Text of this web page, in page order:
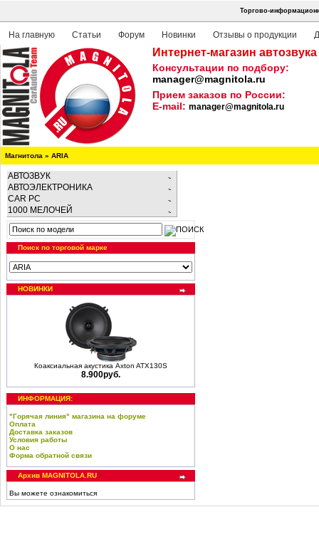
Торгово-
На главную Статьи Форум Новинки Отзывы о продукции
Интернет-магазин
Консультации по подбору:
manager@magnitola.ru
Прием заказов по России:
E-mail: manager@magnitola.ru
Магнитола » ARIA
АВТОЗВУК
АВТОЭЛЕКТРОНИКА
CAR PC
1000 МЕЛОЧЕЙ
Поиск по торговой марке
НОВИНКИ
Коаксиальная акустика Axton ATX130S
8.900руб.
ИНФОРМАЦИЯ:
"Горячая линия" магазина на форуме
Оплата
Доставка заказов
Условия работы
О нас
Форма обратной связи
Архив MAGNITOLA.RU
Вы можете ознакомиться